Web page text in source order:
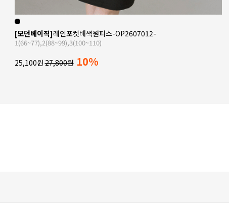
허리주름나염원피스-OP2606002-
L(66~77),XL(88),XXL(99)
30,500원33,800원10%